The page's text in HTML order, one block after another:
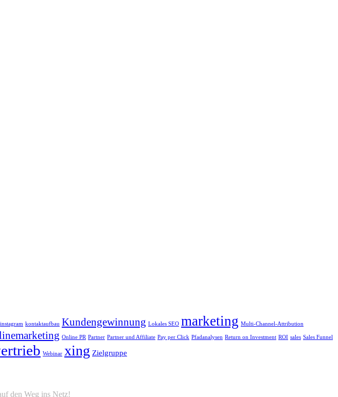
instagram kontaktaufbau Kundengewinnung Lokales SEO marketing Multi-Channel-Attribution
Online PR Partner Partner und Affiliate Pay per Click Pfadanalysen Return on Investment ROI sales Sales Funnel
Webinar xing Zielgruppe
den Weg ins Netz!